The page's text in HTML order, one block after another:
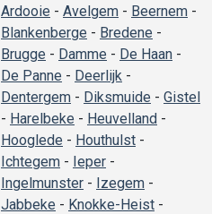
Ardooie - Avelgem - Beernem -
Blankenberge - Bredene -
Brugge - Damme - De Haan -
De Panne - Deerlijk -
Dentergem - Diksmuide - Gistel
- Harelbeke - Heuvelland -
Hooglede - Houthulst -
Ichtegem - Ieper -
Ingelmunster - Izegem -
Jabbeke - Knokke-Heist -